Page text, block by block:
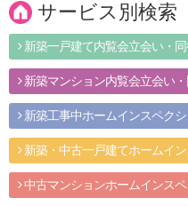
サービス別検索
新築一戸建て内覧会立会い・
新築マンション内覧会立会い
新築工事中ホームインスペクシ
新築・中古一戸建てホームイ
中古マンションホームインス